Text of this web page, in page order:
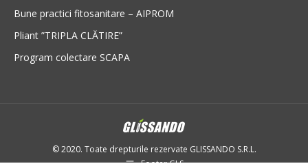
Bune practici fitosanitare – AIPROM
Pliant ”TRIPLA CLĂTIRE”
Program colectare SCAPA
© 2020. Toate drepturile rezervate GLISSANDO S.R.L.